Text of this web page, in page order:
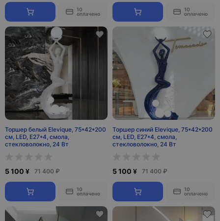
10
оплачено
10
оплачено
Торшер белый Elevique, 75*42*200
см, LED, E27*4, смола,
стекловолокно, 24 Вт
5 100 ¥ 71 400 ₽
10
оплачено
Торшер синий Elevique, 75*42*200
см, LED, E27*4, смола,
стекловолокно, 24 Вт
5 100 ¥ 71 400 ₽
10
оплачено